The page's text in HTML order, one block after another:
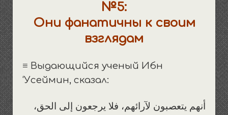
№5:
Они фанатичны к своим
взглядам
≡ Выдающийся ученый Ибн
‘Усеймин, сказал:
أنهم يتعصبون لآرائهم، فلا يرجعون إلى الحق،